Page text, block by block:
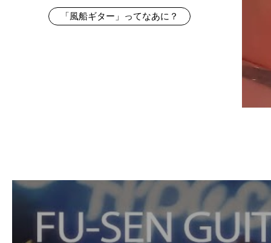
「風船ギター」ってなあに？